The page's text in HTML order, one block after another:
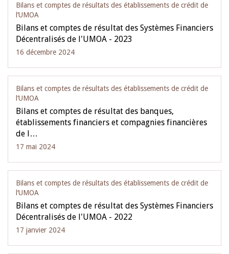
Bilans et comptes de résultats des établissements de crédit de
l‘UMOA
Bilans et comptes de résultat des Systèmes Financiers
Décentralisés de l'UMOA - 2023
16 décembre 2024
Bilans et comptes de résultats des établissements de crédit de
l‘UMOA
Bilans et comptes de résultat des banques,
établissements financiers et compagnies financières
de l…
17 mai 2024
Bilans et comptes de résultats des établissements de crédit de
l‘UMOA
Bilans et comptes de résultat des Systèmes Financiers
Décentralisés de l'UMOA - 2022
17 janvier 2024